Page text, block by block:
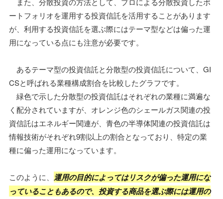
ートフォリオを運用する投資信託を活用することがあります
が、利用する投資信託を選ぶ際にはテーマ型などは偏った運
用になっている点にも注意が必要です。
あるテーマ型の投資信託と分散型の投資信託について、GI
CSと呼ばれる業種構成割合を比較したグラフです。
緑色で示した分散型の投資信託はそれぞれの業種に満遍な
く配分されていますが、オレンジ色のシェールガス関連の投
資信託はエネルギー関連が、青色の半導体関連の投資信託は
情報技術がそれぞれ9割以上の割合となっており、特定の業
種に偏った運用になっています。
このように、 運用の目的によってはリスクが偏った運用にな
っていることもあるので、投資する商品を選ぶ際には運用の